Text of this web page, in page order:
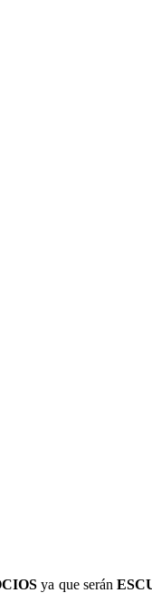
ya que serán